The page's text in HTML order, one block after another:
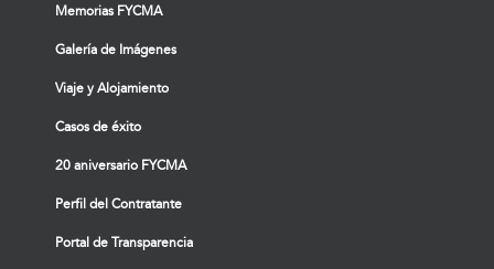
Memorias FYCMA
Galería de Imágenes
Viaje y Alojamiento
Casos de éxito
20 aniversario FYCMA
Perfil del Contratante
Portal de Transparencia